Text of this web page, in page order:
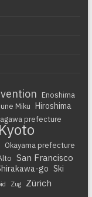
Enoshima
Miku Hiroshima
prefecture
Kyoto
Okayama prefecture
San Francisco
go Ski
Zug Zürich